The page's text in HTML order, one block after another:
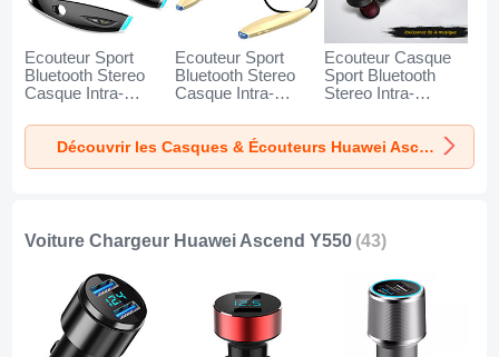
Ecouteur Sport
Bluetooth Stereo
Casque Intra-
Oreillette H52 pour
Huawei Ascend
Y550 Noir
Ecouteur Sport
Bluetooth Stereo
Casque Intra-
Oreillette H51 pour
Huawei Ascend
Y550 Or
Ecouteur Casque
Sport Bluetooth
Stereo Intra-
Oreillette H53 pour
Huawei Ascend
Y550 Noir
Découvrir les Casques & Écouteurs Huawei Ascend Y550
Voiture Chargeur Huawei Ascend Y550 (43)